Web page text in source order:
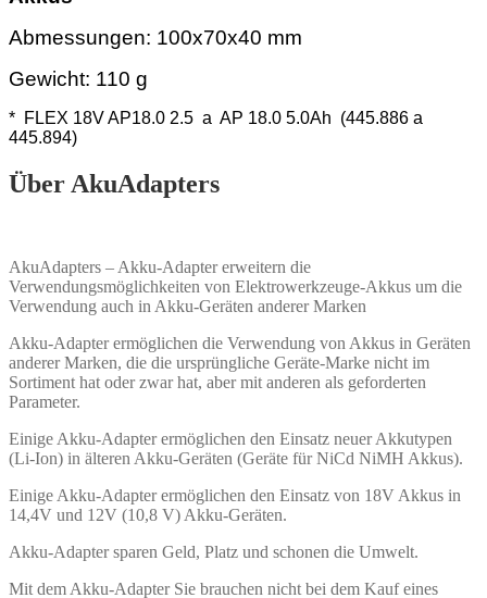
Abmessungen: 100x70x40 mm
Gewicht: 110 g
* FLEX 18V AP18.0 2.5 a AP 18.0 5.0Ah (445.886 a
445.894)
Über AkuAdapters
AkuAdapters – Akku-Adapter erweitern die
Verwendungsmöglichkeiten von Elektrowerkzeuge-Akkus um die
Verwendung auch in Akku-Geräten anderer Marken
Akku-Adapter ermöglichen die Verwendung von Akkus in Geräten
anderer Marken, die die ursprüngliche Geräte-Marke nicht im
Sortiment hat oder zwar hat, aber mit anderen als geforderten
Parameter.
Einige Akku-Adapter ermöglichen den Einsatz neuer Akkutypen
(Li-Ion) in älteren Akku-Geräten (Geräte für NiCd NiMH Akkus).
Einige Akku-Adapter ermöglichen den Einsatz von 18V Akkus in
14,4V und 12V (10,8 V) Akku-Geräten.
Akku-Adapter sparen Geld, Platz und schonen die Umwelt.
Mit dem Akku-Adapter Sie brauchen nicht bei dem Kauf eines